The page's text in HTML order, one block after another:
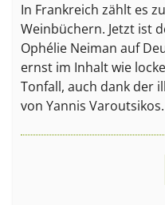
In Frankreich zählt es
Weinbüchern. Jetzt ist
Ophélie Neiman auf
ernst im Inhalt wie
Tonfall, auch dank der
von Yannis Varoutsikos.